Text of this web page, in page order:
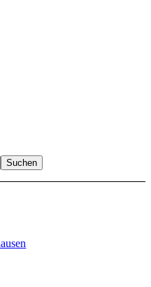
Suchen